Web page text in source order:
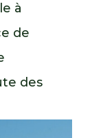
à
de
des